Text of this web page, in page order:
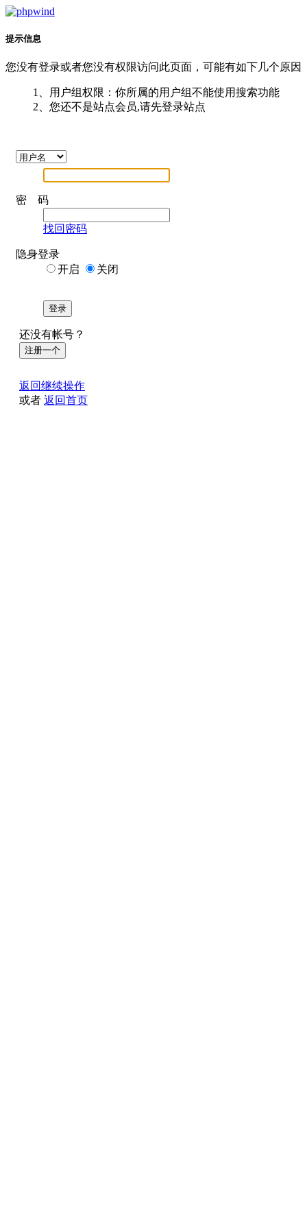
提示信息
您没有登录或者您没有权限访问此页面，可能有如下几个原因
1、用户组权限：你所属的用户组不能使用搜索功能
2、您还不是站点会员,请先登录站点
密 码
找回密码
隐身登录
开启
关闭
登录
还没有帐号？
注册一个
返回继续操作
或者 返回首页